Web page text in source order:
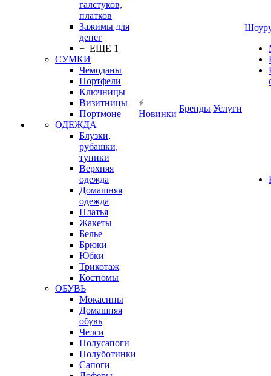
галстуков,
платков
Зажимы для
денег
+ ЕЩЕ 1
СУМКИ
Чемоданы
Портфели
Ключницы
Визитницы
Портмоне
ОДЕЖДА
Блузки,
рубашки,
туники
Верхняя
одежда
Домашняя
одежда
Платья
Жакеты
Белье
Брюки
Юбки
Трикотаж
Костюмы
ОБУВЬ
Мокасины
Домашняя
обувь
Челси
Полусапоги
Полуботинки
Сапоги
Новинки
Бренды Услуги